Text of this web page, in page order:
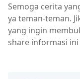
Semoga cerita
ya teman-teman.
yang ingin
share informasi